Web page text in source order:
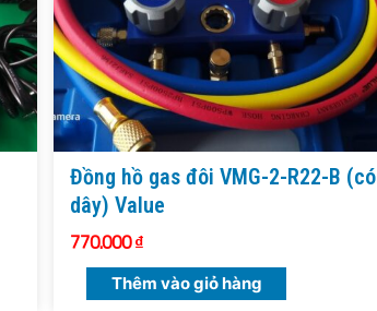
Đồng hồ gas đôi VMG-2-R22-B (có
dây) Value
770.000₫
Thêm vào giỏ hàng